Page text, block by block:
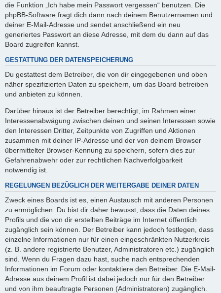
die Funktion „Ich habe mein Passwort vergessen“ benutzen. Die
phpBB-Software fragt dich dann nach deinem Benutzernamen und
deiner E-Mail-Adresse und sendet anschließend ein neu
generiertes Passwort an diese Adresse, mit dem du dann auf das
Board zugreifen kannst.
GESTATTUNG DER DATENSPEICHERUNG
Du gestattest dem Betreiber, die von dir eingegebenen und oben
näher spezifizierten Daten zu speichern, um das Board betreiben
und anbieten zu können.
Darüber hinaus ist der Betreiber berechtigt, im Rahmen einer
Interessenabwägung zwischen deinen und seinen Interessen sowie
den Interessen Dritter, Zeitpunkte von Zugriffen und Aktionen
zusammen mit deiner IP-Adresse und der von deinem Browser
übermittelter Browser-Kennung zu speichern, sofern dies zur
Gefahrenabwehr oder zur rechtlichen Nachverfolgbarkeit
notwendig ist.
REGELUNGEN BEZÜGLICH DER WEITERGABE DEINER DATEN
Zweck eines Boards ist es, einen Austausch mit anderen Personen
zu ermöglichen. Du bist dir daher bewusst, dass die Daten deines
Profils und die von dir erstellten Beiträge im Internet öffentlich
zugänglich sein können. Der Betreiber kann jedoch festlegen, dass
einzelne Informationen nur für einen eingeschränkten Nutzerkreis
(z. B. andere registrierte Benutzer, Administratoren etc.) zugänglich
sind. Wenn du Fragen dazu hast, suche nach entsprechenden
Informationen im Forum oder kontaktiere den Betreiber. Die E-Mail-
Adresse aus deinem Profil ist dabei jedoch nur für den Betreiber
und von ihm beauftragte Personen (Administratoren) zugänglich.